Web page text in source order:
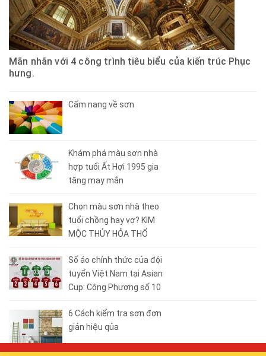
Mãn nhãn với 4 công trình tiêu biểu của kiến trúc Phục
hưng.
Cẩm nang về sơn
Khám phá màu sơn nhà
hợp tuổi Ất Hợi 1995 gia
tăng may mắn
Chọn màu sơn nhà theo
tuổi chồng hay vợ? KIM
MỘC THỦY HỎA THỔ
Số áo chính thức của đội
tuyển Việt Nam tại Asian
Cup: Công Phượng số 10
6 Cách kiểm tra sơn đơn
giản hiệu qủa